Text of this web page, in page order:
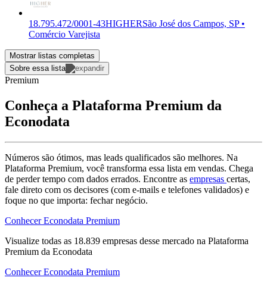
18.795.472/0001-43HIGHERSão José dos Campos, SP •
Comércio Varejista
Mostrar listas completas
Sobre essa lista
Premium
Conheça a Plataforma Premium da
Econodata
Números são ótimos, mas leads qualificados são melhores. Na
Plataforma Premium, você transforma essa lista em vendas. Chega
de perder tempo com dados errados. Encontre as empresas certas,
fale direto com os decisores (com e-mails e telefones validados) e
foque no que importa: fechar negócio.
Conhecer Econodata Premium
Visualize todas as 18.839 empresas desse mercado na Plataforma
Premium da Econodata
Conhecer Econodata Premium